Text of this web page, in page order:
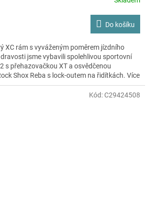
Do košíku
XC rám s vyváženým poměrem jízdního
jsme vybavili spolehlivou sportovní
s přehazovačkou XT a osvědčenou
Shox Reba s lock-outem na řidítkách. Více
karbonová sedlovka a kvalitní kola s
Kód:C29424508